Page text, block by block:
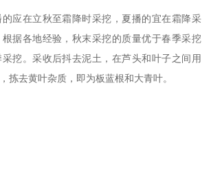
的应在立秋至霜降时采挖，夏播的宜在霜降采
据各地经验，秋末采挖的质量优于春季采挖
挖。采收后抖去泥土，在芦头和叶子之间用
拣去黄叶杂质，即为板蓝根和大青叶。